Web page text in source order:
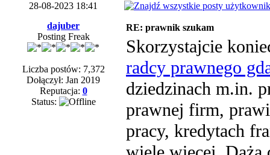
28-08-2023 18:41
dajuber
Posting Freak
Liczba postów: 7,372
Dołączył: Jan 2019
Reputacja: 0
Status:
RE: prawnik szukam
Skorzystajcie
radcy prawnego
dziedzinach m.in.
prawnej firm,
pracy, kredytach